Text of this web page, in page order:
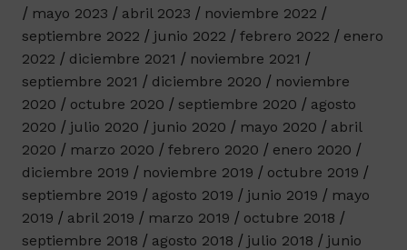
mayo 2023
abril 2023
noviembre 2022
septiembre 2022
junio 2022 febrero 2022
enero
2022
diciembre 2021
noviembre 2021
septiembre 2021
diciembre 2020
noviembre
2020
octubre 2020 septiembre 2020
agosto
2020
julio 2020 junio 2020 mayo 2020
abril
2020
marzo 2020 febrero 2020
enero 2020
diciembre 2019
noviembre 2019
octubre 2019
septiembre 2019
agosto 2019 junio 2019
mayo
2019
abril 2019 marzo 2019
octubre 2018
septiembre 2018
agosto 2018 julio 2018
junio